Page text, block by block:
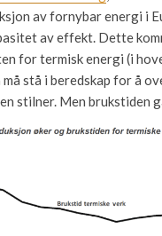
av fornybar energi i
av effekt. Dette
for termisk energi (i
må stå i beredskap for å
stilner. Men brukstiden